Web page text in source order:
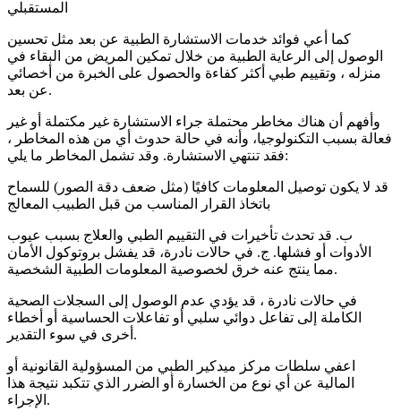
المستقبلي
كما أعي فوائد خدمات الاستشارة الطبية عن بعد مثل تحسين
الوصول إلى الرعاية الطبية من خلال تمكين المريض من البقاء في
منزله ، وتقييم طبي أكثر كفاءة والحصول على الخبرة من أخصائي
عن بعد.
وأفهم أن هناك مخاطر محتملة جراء الاستشارة غير مكتملة أو غير
فعالة بسبب التكنولوجيا، وأنه في حالة حدوث أي من هذه المخاطر ،
فقد تنتهي الاستشارة. وقد تشمل المخاطر ما يلي:
قد لا يكون توصيل المعلومات كافيًا (مثل ضعف دقة الصور) للسماح
باتخاذ القرار المناسب من قبل الطبيب المعالج
ب. قد تحدث تأخيرات في التقييم الطبي والعلاج بسبب عيوب
الأدوات أو فشلها. ج. في حالات نادرة، قد يفشل بروتوكول الأمان
مما ينتج عنه خرق لخصوصية المعلومات الطبية الشخصية.
في حالات نادرة ، قد يؤدي عدم الوصول إلى السجلات الصحية
الكاملة إلى تفاعل دوائي سلبي أو تفاعلات الحساسية أو أخطاء
أخرى في سوء التقدير.
اعفي سلطات مركز ميدكير الطبي من المسؤولية القانونية أو
المالية عن أي نوع من الخسارة أو الضرر الذي تتكبد نتيجة هذا
الإجراء.